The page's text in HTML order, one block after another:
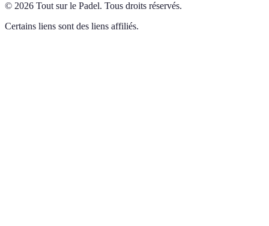
© 2026 Tout sur le Padel. Tous droits réservés.
Certains liens sont des liens affiliés.